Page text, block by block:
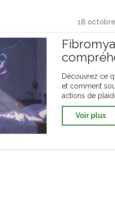
18
Découvrez ce
et comment
actions de
Voir plus